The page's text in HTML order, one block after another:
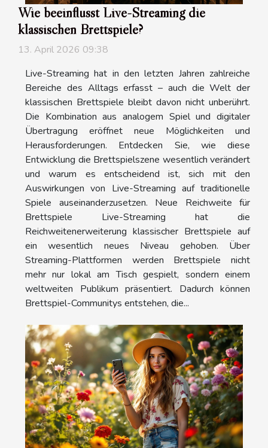
Wie beeinflusst Live-Streaming die
klassischen Brettspiele?
13. April 2026 09:38
Live-Streaming hat in den letzten Jahren zahlreiche
Bereiche des Alltags erfasst – auch die Welt der
klassischen Brettspiele bleibt davon nicht unberührt.
Die Kombination aus analogem Spiel und digitaler
Übertragung eröffnet neue Möglichkeiten und
Herausforderungen. Entdecken Sie, wie diese
Entwicklung die Brettspielszene wesentlich verändert
und warum es entscheidend ist, sich mit den
Auswirkungen von Live-Streaming auf traditionelle
Spiele auseinanderzusetzen. Neue Reichweite für
Brettspiele Live-Streaming hat die
Reichweitenerweiterung klassischer Brettspiele auf
ein wesentlich neues Niveau gehoben. Über
Streaming-Plattformen werden Brettspiele nicht
mehr nur lokal am Tisch gespielt, sondern einem
weltweiten Publikum präsentiert. Dadurch können
Brettspiel-Communitys entstehen, die...